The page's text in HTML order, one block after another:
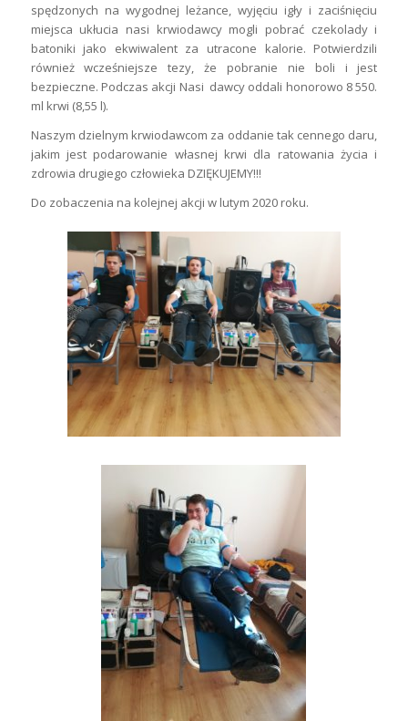
spędzonych na wygodnej leżance, wyjęciu igły i zaciśnięciu
miejsca ukłucia nasi krwiodawcy mogli pobrać czekolady i
batoniki jako ekwiwalent za utracone kalorie. Potwierdzili
również wcześniejsze tezy, że pobranie nie boli i jest
bezpieczne. Podczas akcji Nasi dawcy oddali honorowo 8 550.
ml krwi (8,55 l).
Naszym dzielnym krwiodawcom za oddanie tak cennego daru,
jakim jest podarowanie własnej krwi dla ratowania życia i
zdrowia drugiego człowieka DZIĘKUJEMY!!!
Do zobaczenia na kolejnej akcji w lutym 2020 roku.